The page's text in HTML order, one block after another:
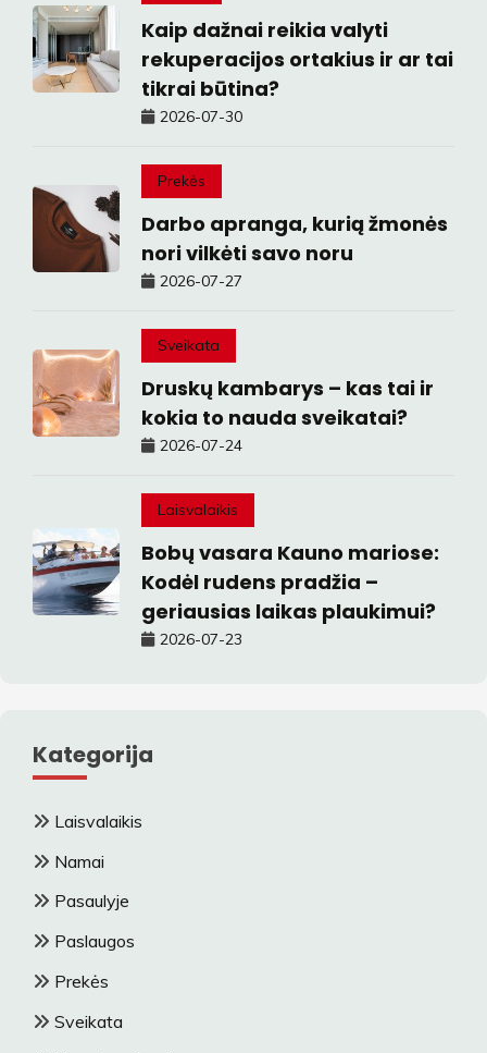
Kaip dažnai reikia valyti
rekuperacijos ortakius ir ar tai
tikrai būtina?
2026-07-30
Prekės
Darbo apranga, kurią žmonės
nori vilkėti savo noru
2026-07-27
Sveikata
Druskų kambarys – kas tai ir
kokia to nauda sveikatai?
2026-07-24
Laisvalaikis
Bobų vasara Kauno mariose:
Kodėl rudens pradžia –
geriausias laikas plaukimui?
2026-07-23
Kategorija
Laisvalaikis
Namai
Pasaulyje
Paslaugos
Prekės
Sveikata